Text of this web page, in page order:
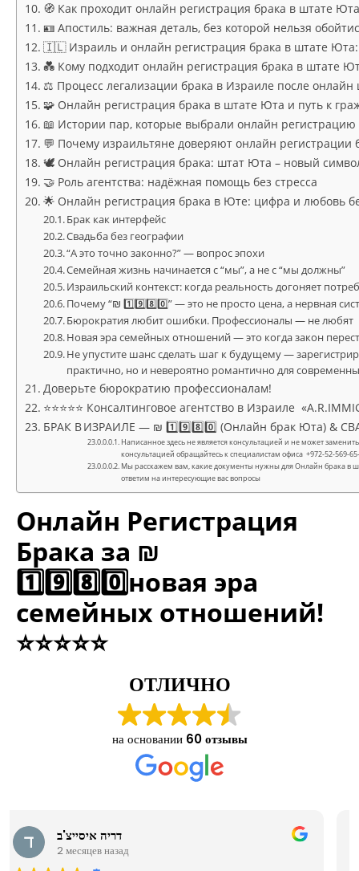
🧭 Как проходит онлайн регистрация брака в штате Юта
🪪 Апостиль: важная деталь, без которой нельзя
🇮🇱 Израиль и онлайн регистрация брака в штате
💑 Кому подходит онлайн регистрация брака в штате
⚖️ Процесс легализации брака в Израиле после
🧩 Онлайн регистрация брака в штате Юта и путь к
📖 Истории пар, которые выбрали онлайн
💬 Почему израильтяне доверяют онлайн регистрации
🕊 Онлайн регистрация брака: штат Юта – новый
🤝 Роль агентства: надёжная помощь без стресса
🌟 Онлайн регистрация брака в Юте: цифра и любовь
Брак как интерфейс
Свадьба без географии
“А это точно законно?” — вопрос эпохи
Семейная жизнь начинается с “мы”, а не с “мы должны”
Израильский контекст: когда реальность догоняет
Почему “₪ 1️⃣9️⃣8️⃣0️⃣” — это не просто цена, а нервная
Бюрократия любит ошибки. Профессионалы — не любят
Новая эра семейных отношений — это когда закон
Не упустите шанс сделать шаг к будущему —
практично, но и невероятно романтично для
Доверьте бюрократию профессионалам!
⭐⭐⭐⭐⭐ Консалтинговое агентство в Израиле
БРАК В ИЗРАИЛЕ — ₪ 1️⃣9️⃣8️⃣0️⃣ (Онлайн брак Юта) &
Написанное здесь не является консультацией и не может
консультацией обращайтесь к специалистам офиса +972-52-569-
Мы расскажем вам, какие документы нужны для Онлайн брака в
ответим на интересующие вас вопросы
Онлайн Регистрация
Брака за ₪
1️⃣9️⃣8️⃣0️⃣новая эра
семейных отношений!
⭐⭐⭐⭐⭐
ОТЛИЧНО
на основании 60 отзывы
TheCookieMasteR
2 месяцев назад